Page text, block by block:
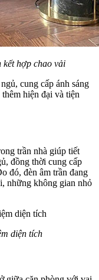
hợp chao vải
cung cấp ánh sáng
hiện đại và tiện
trần nhà giúp tiết
đồng thời cung cấp
đó, đèn âm trần đang
những không gian nhỏ
diện tích